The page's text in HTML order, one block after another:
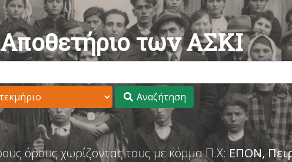
των ΑΣΚΙ
Αναζήτηση
όρους χωρίζοντας τους με κόμμα Π.Χ: ΕΠΟΝ,